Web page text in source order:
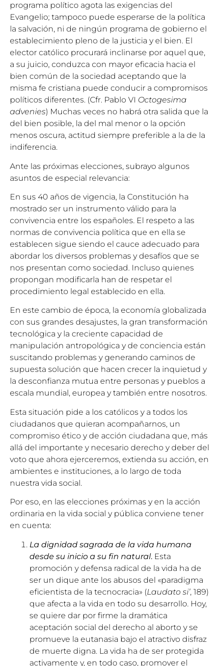
programa político agota las exigencias del
Evangelio; tampoco puede esperarse de la política
la salvación, ni de ningún programa de gobierno el
establecimiento pleno de la justicia y el bien. El
elector católico procurará inclinarse por aquel que,
a su juicio, conduzca con mayor eficacia hacia el
bien común de la sociedad aceptando que la
misma fe cristiana puede conducir a compromisos
políticos diferentes. (Cfr. Pablo VI Octogesima
advenies) Muchas veces no habrá otra salida que la
del bien posible, la del mal menor o la opción
menos oscura, actitud siempre preferible a la de la
indiferencia.
Ante las próximas elecciones, subrayo algunos
asuntos de especial relevancia:
En sus 40 años de vigencia, la Constitución ha
mostrado ser un instrumento válido para la
convivencia entre los españoles. El respeto a las
normas de convivencia política que en ella se
establecen sigue siendo el cauce adecuado para
abordar los diversos problemas y desafíos que se
nos presentan como sociedad. Incluso quienes
propongan modificarla han de respetar el
procedimiento legal establecido en ella.
En este cambio de época, la economía globalizada
con sus grandes desajustes, la gran transformación
tecnológica y la creciente capacidad de
manipulación antropológica y de conciencia están
suscitando problemas y generando caminos de
supuesta solución que hacen crecer la inquietud y
la desconfianza mutua entre personas y pueblos a
escala mundial, europea y también entre nosotros.
Esta situación pide a los católicos y a todos los
ciudadanos que quieran acompañarnos, un
compromiso ético y de acción ciudadana que, más
allá del importante y necesario derecho y deber del
voto que ahora ejerceremos, extienda su acción, en
ambientes e instituciones, a lo largo de toda
nuestra vida social.
Por eso, en las elecciones próximas y en la acción
ordinaria en la vida social y pública conviene tener
en cuenta:
La dignidad sagrada de la vida humana
desde su inicio a su fin natural. Esta
promoción y defensa radical de la vida ha de
ser un dique ante los abusos del «paradigma
eficientista de la tecnocracia» (Laudato si’, 189)
que afecta a la vida en todo su desarrollo. Hoy,
se quiere dar por firme la dramática
aceptación social del derecho al aborto y se
promueve la eutanasia bajo el atractivo disfraz
de muerte digna. La vida ha de ser protegida
activamente y, en todo caso, promover el